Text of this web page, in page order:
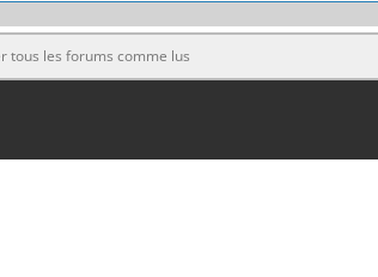
tous les forums comme lus